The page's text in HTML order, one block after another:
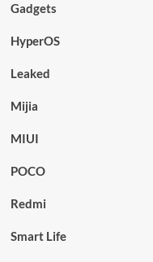
Gadgets
HyperOS
Leaked
Mijia
MIUI
POCO
Redmi
Smart Life